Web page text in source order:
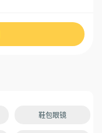
鞋包眼镜